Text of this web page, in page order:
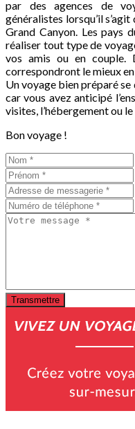
par des agences de
généralistes lorsqu’il
Grand Canyon. Les pays
réaliser tout type de
vos amis ou en couple.
correspondront le mieux
Un voyage bien préparé
car vous avez anticipé
visites, l’hébergement ou
Bon voyage !